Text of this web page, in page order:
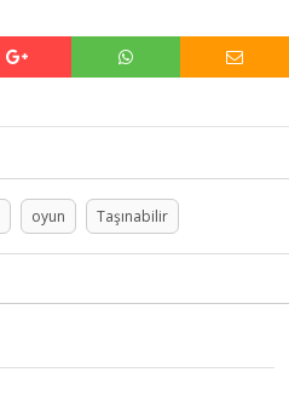
oyun Taşınabilir